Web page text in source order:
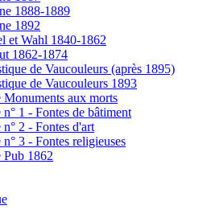
1888-1889
1892
et Wahl 1840-1862
1862-1874
de Vaucouleurs (après 1895)
de Vaucouleurs 1893
Monuments aux morts
1 - Fontes de bâtiment
2 - Fontes d'art
3 - Fontes religieuses
Pub 1862